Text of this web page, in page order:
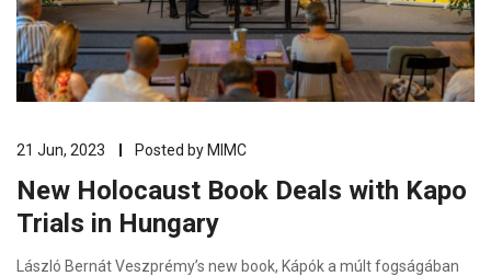
21 Jun, 2023 Posted by MIMC
New Holocaust Book Deals with Kapo
Trials in Hungary
László Bernát Veszprémy’s new book, Kápók a múlt fogságában